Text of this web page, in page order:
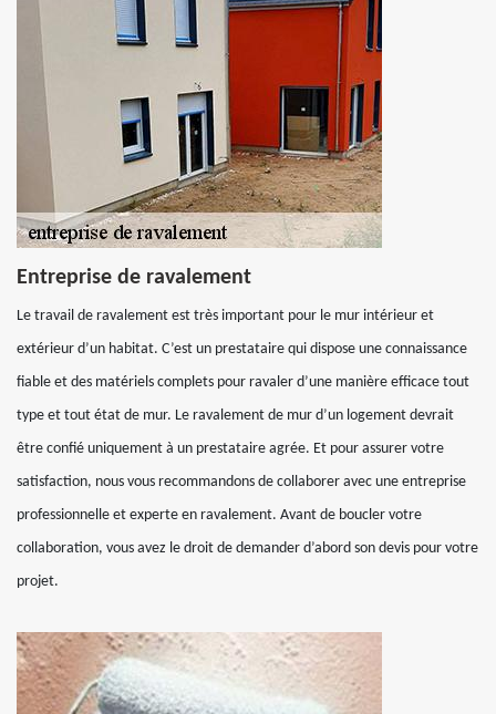
Entreprise de ravalement
Le travail de ravalement est très important pour le mur intérieur et
extérieur d’un habitat. C’est un prestataire qui dispose une connaissance
fiable et des matériels complets pour ravaler d’une manière efficace tout
type et tout état de mur. Le ravalement de mur d’un logement devrait
être confié uniquement à un prestataire agrée. Et pour assurer votre
satisfaction, nous vous recommandons de collaborer avec une entreprise
professionnelle et experte en ravalement. Avant de boucler votre
collaboration, vous avez le droit de demander d’abord son devis pour votre
projet.